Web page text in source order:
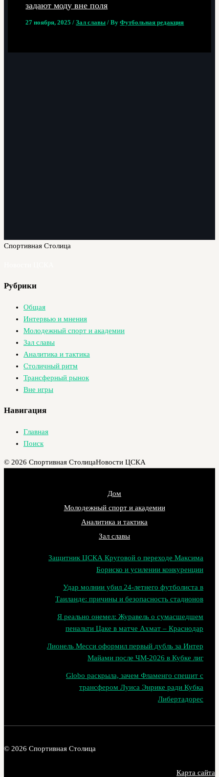
задают моду вне поля
27 ноября, 2025/Зал славы / ByФутбольная редакция
Спортивная Столица
Рубрики
Общая
Интервью и мнения
Молодежный спорт и академии
Зал славы
Аналитика и тактика
Столичный ритм
Трансферный рынок
Вне игры
Навигация
Главная
Поиск
© 2026 Спортивная СтолицаНовости ЦСКА
Дом
Молодежный спорт и академии
Аналитика и тактика
Зал славы
Защитник ЦСКА Круговой о переходе Максима
Бориско и усилении конкуренции
Удар молнии убил 24-летнего футболиста в
Таиланде: причины и безопасность стадионов
Я реально онемел: Журавель о сумасшедшем
пенальти Цаке в матче Ахмат – Краснодар
Лионель Месси оформил первый дубль за Интер
Майами после ЧМ‑2026 в Кубке лиг
Globo раскрыла, зачем Фламенго спешит с
трансфером Луиса Энрике ради Кубка
Либертадорес
© 2026 Спортивная Столица
Карта сайта